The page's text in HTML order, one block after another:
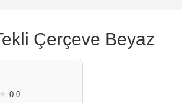
Çerçeve Beyaz
0.0